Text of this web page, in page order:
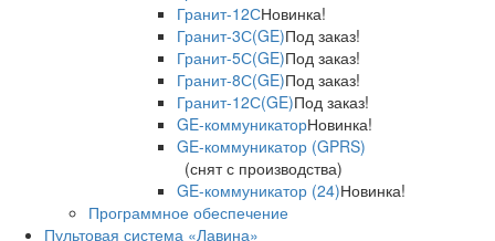
Гранит-12СНовинка!
Гранит-3С(GE)Под заказ!
Гранит-5С(GE)Под заказ!
Гранит-8С(GE)Под заказ!
Гранит-12С(GE)Под заказ!
GE-коммуникаторНовинка!
GE-коммуникатор (GPRS)
(снят с производства)
GE-коммуникатор (24)Новинка!
Программное обеспечение
Пультовая система «Лавина»